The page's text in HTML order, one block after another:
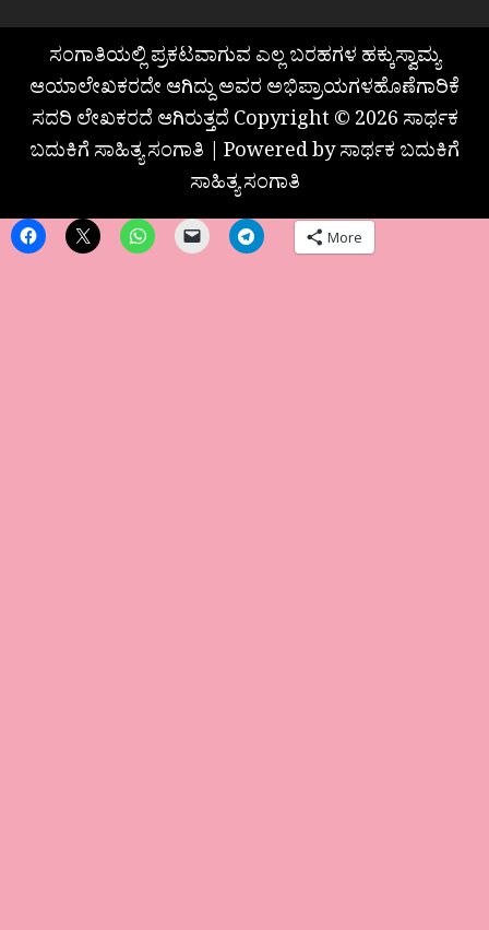
ಸಂಗಾತಿಯಲ್ಲಿ ಪ್ರಕಟವಾಗುವ ಎಲ್ಲ ಬರಹಗಳ ಹಕ್ಕುಸ್ವಾಮ್ಯ
ಆಯಾಲೇಖಕರದೇ ಆಗಿದ್ದು ಅವರ ಅಭಿಪ್ರಾಯಗಳಹೊಣೆಗಾರಿಕೆ
ಸದರಿ ಲೇಖಕರದೆ ಆಗಿರುತ್ತದೆ Copyright © 2026 ಸಾರ್ಥಕ
ಬದುಕಿಗೆ ಸಾಹಿತ್ಯ ಸಂಗಾತಿ | Powered by ಸಾರ್ಥಕ ಬದುಕಿಗೆ
ಸಾಹಿತ್ಯ ಸಂಗಾತಿ
More